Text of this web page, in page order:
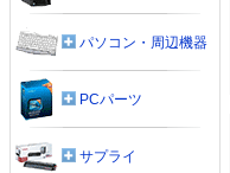
パソコン・周辺機器
PCパーツ
サプライ